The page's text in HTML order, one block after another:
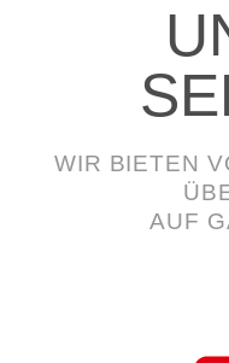
WIR BIETEN
AUF